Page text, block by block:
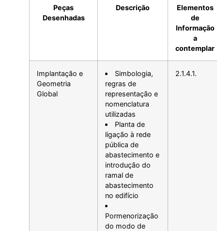
Peças
Desenhadas
Descrição
Elementos
de
Informação
a
contemplar
Implantação e
Geometria
Global
Simbologia,
regras de
representação e
nomenclatura
utilizadas
Planta de
ligação à rede
pública de
abastecimento e
introdução do
ramal de
abastecimento
no edifício
Pormenorização
do modo de
2.1.4.1.